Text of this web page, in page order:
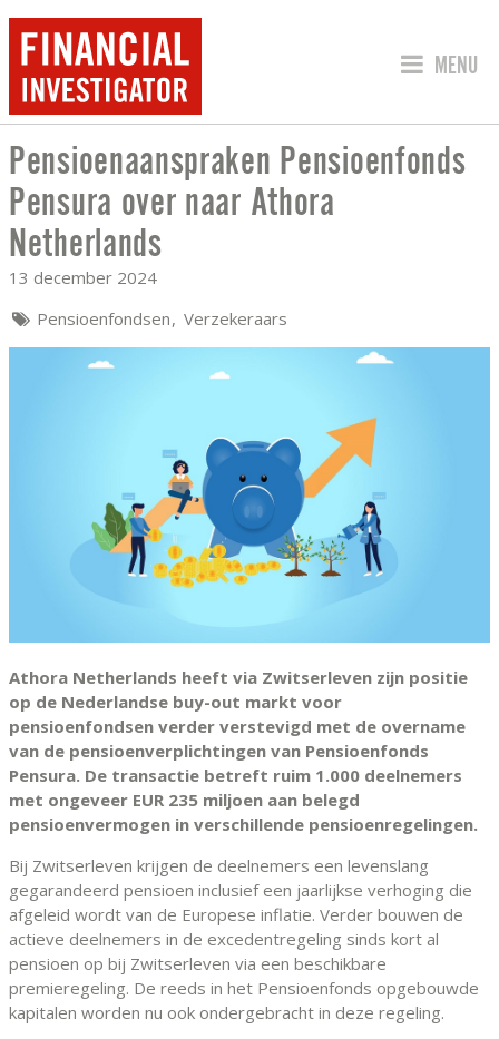
SPRING
MENU
PENSIOENAANSPRAKEN
Pensioenaanspraken Pensioenfonds
Pensura over naar Athora
Netherlands
13 december 2024
Pensioenfondsen Verzekeraars
Athora Netherlands heeft via Zwitserleven zijn positie
op de Nederlandse buy-out markt voor
pensioenfondsen verder verstevigd met de overname
van de pensioenverplichtingen van Pensioenfonds
Pensura. De transactie betreft ruim 1.000 deelnemers
met ongeveer EUR 235 miljoen aan belegd
pensioenvermogen in verschillende pensioenregelingen.
Bij Zwitserleven krijgen de deelnemers een levenslang
gegarandeerd pensioen inclusief een jaarlijkse verhoging die
afgeleid wordt van de Europese inflatie. Verder bouwen de
actieve deelnemers in de excedentregeling sinds kort al
pensioen op bij Zwitserleven via een beschikbare
premieregeling. De reeds in het Pensioenfonds opgebouwde
kapitalen worden nu ook ondergebracht in deze regeling.